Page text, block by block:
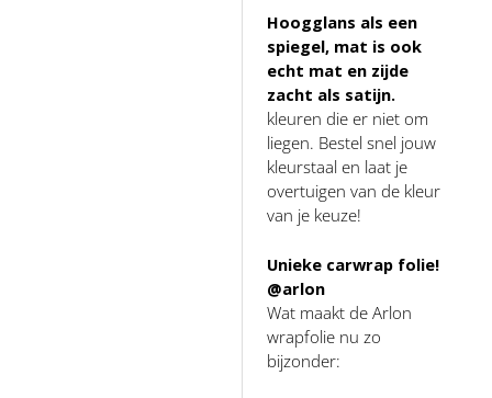
Hoogglans als een
spiegel, mat is ook
echt mat en zijde
zacht als satijn.
kleuren die er niet om
liegen. Bestel snel jouw
kleurstaal en laat je
overtuigen van de kleur
van je keuze!
Unieke carwrap folie!
@arlon
Wat maakt de Arlon
wrapfolie nu zo
bijzonder: